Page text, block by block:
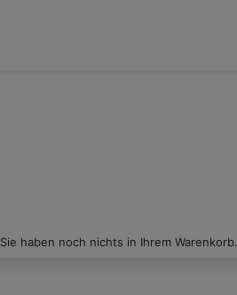
Sie haben noch nichts in Ihrem Warenkorb.